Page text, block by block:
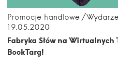
Promocje handlowe
19.05.2020
Fabryka Słów na Wirtualnych
BookTarg!